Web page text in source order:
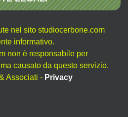
nel sito studiocerbone.com
informativo.
non è responsabile per
causato da questo servizio.
Associati - Privacy